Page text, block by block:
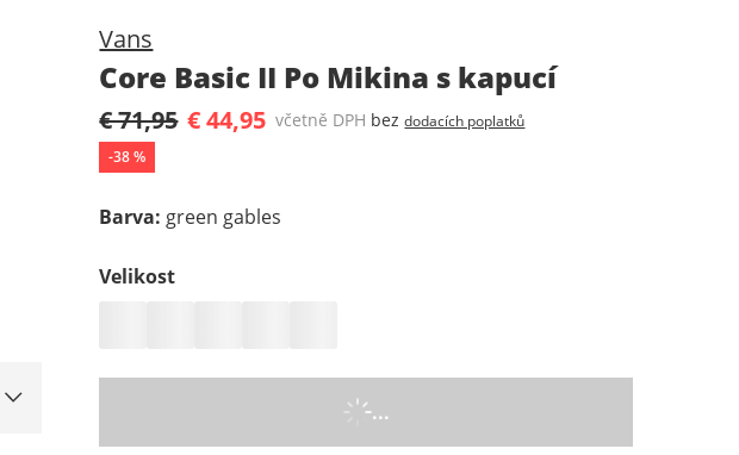
Vans
Core Basic II Po Mikina s kapucí
€ 71,95 € 44,95 včetně DPH bezdodacích poplatků
-38%
Barva: green gables
Velikost
...